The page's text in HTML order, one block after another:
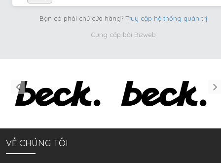
Bạn có phải chủ cửa hàng? Truy cập hệ thống quản trị
Cung cấp bởi Bizweb
VỀ CHÚNG TÔI